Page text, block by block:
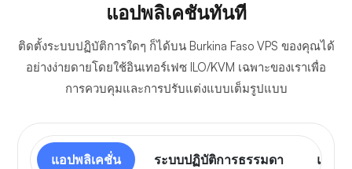
แอปพลิเคชันทันที
ติดตั้งระบบปฏิบัติการใดๆ ก็ได้บน Burkina Faso VPS ของคุณได้
อย่างง่ายดายโดยใช้อินเทอร์เฟซ ILO/KVM เฉพาะของเราเพื่อ
การควบคุมและการปรับแต่งแบบเต็มรูปแบบ
แอปพลิเคชั่น ระบบปฏิบัติการธรรมดา แผงค